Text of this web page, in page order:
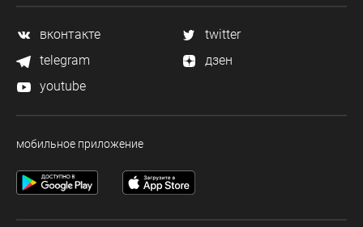
вконтакте
twitter
telegram
дзен
youtube
мобильное приложение